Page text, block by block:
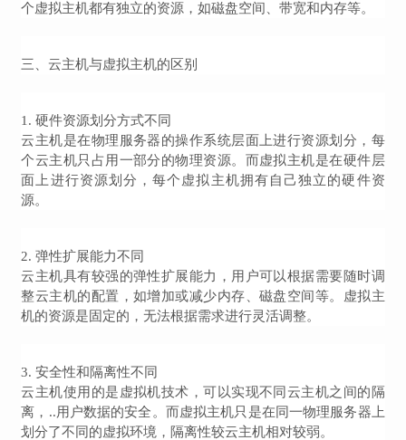
个虚拟主机都有独立的资源，如磁盘空间、带宽和内存等。
三、云主机与虚拟主机的区别
1. 硬件资源划分方式不同
云主机是在物理服务器的操作系统层面上进行资源划分，每
个云主机只占用一部分的物理资源。而虚拟主机是在硬件层
面上进行资源划分，每个虚拟主机拥有自己独立的硬件资
源。
2. 弹性扩展能力不同
云主机具有较强的弹性扩展能力，用户可以根据需要随时调
整云主机的配置，如增加或减少内存、磁盘空间等。虚拟主
机的资源是固定的，无法根据需求进行灵活调整。
3. 安全性和隔离性不同
云主机使用的是虚拟机技术，可以实现不同云主机之间的隔
离，..用户数据的安全。而虚拟主机只是在同一物理服务器上
划分了不同的虚拟环境，隔离性较云主机相对较弱。